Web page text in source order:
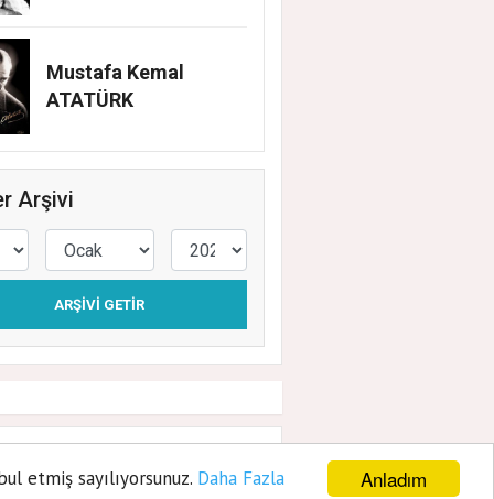
Anladım
etmiş sayılıyorsunuz. Daha Fazla
Mustafa Kemal
ATATÜRK
Arşivi
ARŞIVI GETIR
olacak